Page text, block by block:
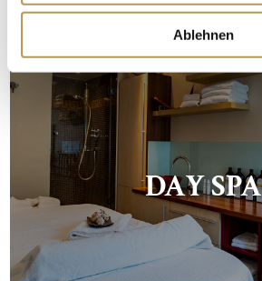
Ablehnen
DAY SPA